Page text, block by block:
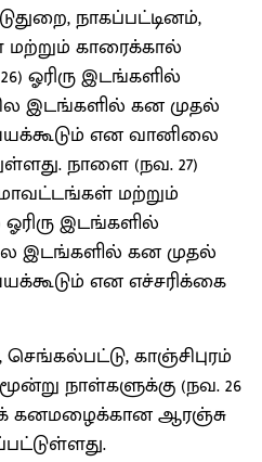
நாகப்பட்டினம்,
மற்றும் காரைக்கால்
ஓரிரு இடங்களில்
இடங்களில் கன முதல்
என வானிலை
நாளை (நவ. 27)
மற்றும்
இடங்களில்
இடங்களில் கன முதல்
என எச்சரிக்கை
காஞ்சிபுரம்
நாள்களுக்கு (நவ. 26
கனமழைக்கான ஆரஞ்சு